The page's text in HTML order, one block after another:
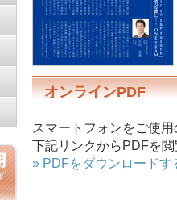
オンラインPDF
スマートフォンをご使
下記リンクからPDFを
» PDFをダウンロードす